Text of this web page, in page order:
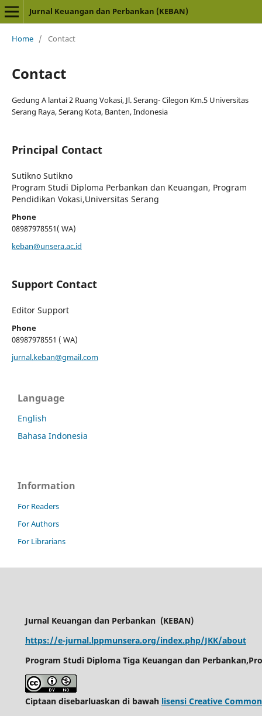
Jurnal Keuangan dan Perbankan (KEBAN)
Home / Contact
Contact
Gedung A lantai 2 Ruang Vokasi, Jl. Serang- Cilegon Km.5 Universitas
Serang Raya, Serang Kota, Banten, Indonesia
Principal Contact
Sutikno Sutikno
Program Studi Diploma Perbankan dan Keuangan, Program
Pendidikan Vokasi,Universitas Serang
Phone
08987978551( WA)
keban@unsera.ac.id
Support Contact
Editor Support
Phone
08987978551 ( WA)
jurnal.keban@gmail.com
Language
English
Bahasa Indonesia
Information
For Readers
For Authors
For Librarians
Jurnal Keuangan dan Perbankan (KEBAN)
https://e-jurnal.lppmunsera.org/index.php/JKK/about
Program Studi Diploma Tiga Keuangan dan
Ciptaan disebarluaskan di bawah lisensi Creative